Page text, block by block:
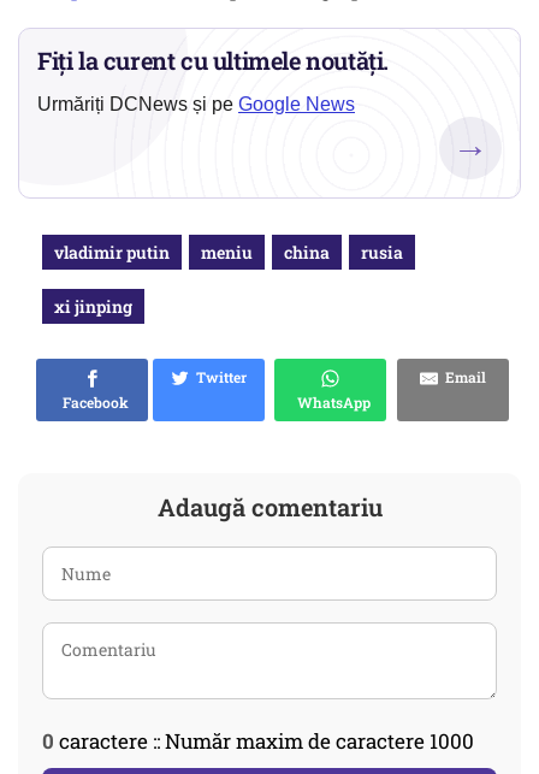
Fiți la curent cu ultimele noutăți.
Urmăriți DCNews și pe Google News
→
vladimir putin meniu china rusia
xi jinping
Facebook
Twitter
WhatsApp
Email
Adaugă comentariu
0 caractere :: Număr maxim de caractere 1000